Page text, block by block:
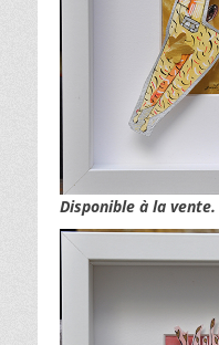
Disponible à la vente.